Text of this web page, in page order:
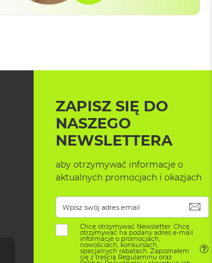
ZAPISZ SIĘ DO
NASZEGO
NEWSLETTERA
aby otrzymywać informacje o
aktualnych promocjach i okazjach
Chcę otrzymywać Newsletter. Chcę
otrzymywać na podany adres e-mail
informacje o promocjach,
nowościach, konkursach,
specjalnych rabatach. Zapoznałem
się z treścią Regulaminu oraz